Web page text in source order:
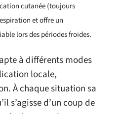
cutanée (toujours
et offre un
lors des périodes froides.
à différents modes
locale,
À chaque situation sa
s’agisse d’un coup de